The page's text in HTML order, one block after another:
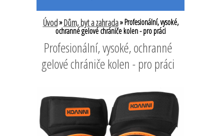
Úvod» Dům, byt a zahrada» Profesionální, vysoké,
ochranné gelové chrániče kolen - pro práci
Profesionální, vysoké, ochranné
gelové chrániče kolen - pro práci